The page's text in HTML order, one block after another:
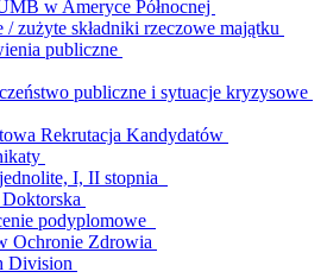
w Ameryce Północnej
/ zużyte składniki rzeczowe majątku
publiczne
publiczne i sytuacje kryzysowe
Rekrutacja Kandydatów
I, II stopnia
Doktorska
podyplomowe
Ochronie Zdrowia
Division